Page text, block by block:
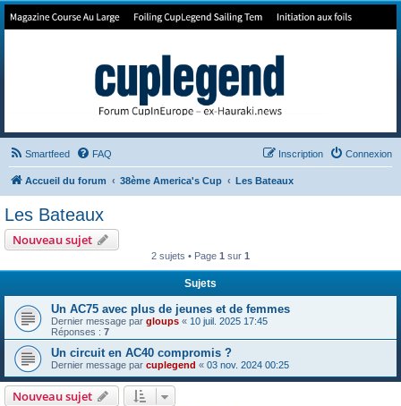
Forum de Cup In Europe
Smartfeed FAQ Connexion
Inscription
Accueil du forum 38ème America's Cup Les Bateaux
Les Bateaux
Nouveau sujet
2 sujets • Page 1 sur 1
Sujets
Un AC75 avec plus de jeunes et de femmes
Dernier message par gloups « 10 juil. 2025 17:45
Réponses : 7
Un circuit en AC40 compromis ?
Dernier message par cuplegend « 03 nov. 2024 00:25
Nouveau sujet